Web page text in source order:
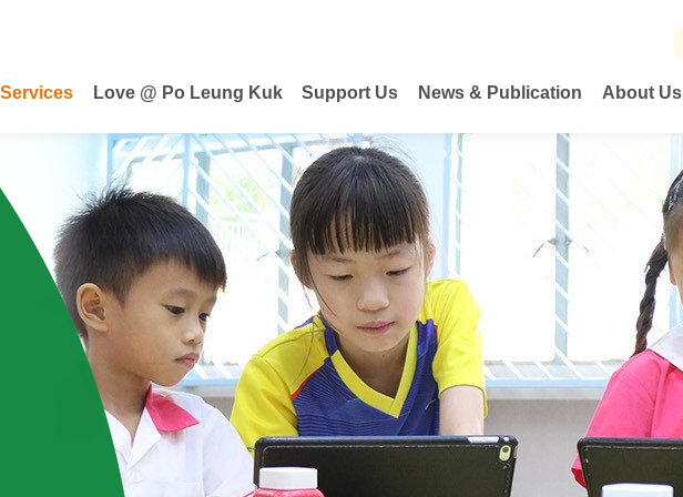
Love @ Po Leung Kuk Support Us News & Publication About Us